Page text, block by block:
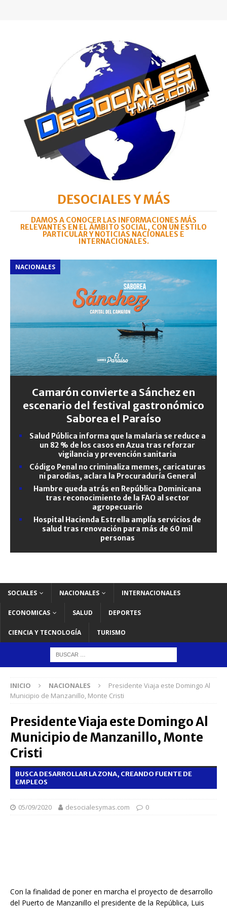
DESOCIALES Y MÁS
DAMOS A CONOCER LAS INFORMACIONES MÁS
RELEVANTES EN EL ÁMBITO SOCIAL, CON UN ESTILO
PARTICULAR Y NOTICIAS NACIONALES E
INTERNACIONALES.
NACIONALES
Camarón convierte a Sánchez en
escenario del festival gastronómico
Saborea el Paraíso
Salud Pública informa que la malaria se reduce a
un 82 % de los casos en Azua tras reforzar
vigilancia y prevención sanitaria
Código Penal no criminaliza memes, caricaturas
ni parodias, aclara la Procuraduría General
Hambre queda atrás en República Dominicana
tras reconocimiento de la FAO al sector
agropecuario
Hospital Hacienda Estrella amplía servicios de
salud tras renovación para más de 60 mil
personas
SOCIALES NACIONALES INTERNACIONALES
ECONOMICAS SALUD DEPORTES
CIENCIA Y TECNOLOGÍA TURISMO
INICIO NACIONALES
Presidente Viaja este Domingo Al
Municipio de Manzanillo, Monte Cristi
Presidente Viaja este Domingo Al
Municipio de Manzanillo, Monte
Cristi
BUSCA DESARROLLAR LA ZONA, CREANDO FUENTE DE
EMPLEOS
05/09/2020 desocialesymas.com 0
Con la finalidad de poner en marcha el proyecto de desarrollo
del Puerto de Manzanillo el presidente de la República, Luis